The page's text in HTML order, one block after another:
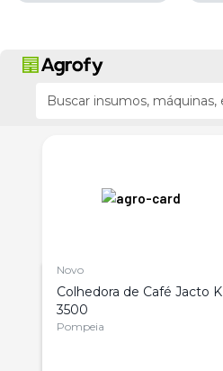
Novo
Colhedora de Café Jacto K
3500
Pompeia